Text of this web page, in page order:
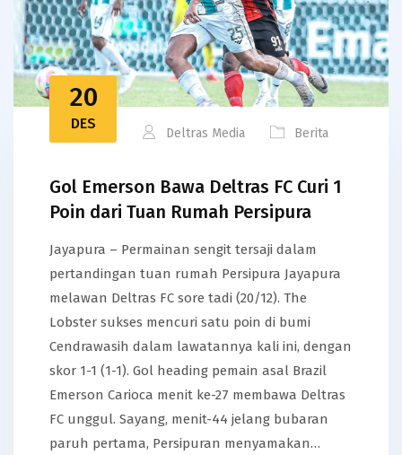
20
DES
Deltras Media Berita
Gol Emerson Bawa Deltras FC Curi 1
Poin dari Tuan Rumah Persipura
Jayapura – Permainan sengit tersaji dalam
pertandingan tuan rumah Persipura Jayapura
melawan Deltras FC sore tadi (20/12). The
Lobster sukses mencuri satu poin di bumi
Cendrawasih dalam lawatannya kali ini, dengan
skor 1-1 (1-1). Gol heading pemain asal Brazil
Emerson Carioca menit ke-27 membawa Deltras
FC unggul. Sayang, menit-44 jelang bubaran
paruh pertama, Persipuran menyamakan…